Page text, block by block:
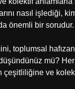
nasıl işlediği,
önemli bir sorudur.
toplumsal
mü? Her
çeşitliliğine ve